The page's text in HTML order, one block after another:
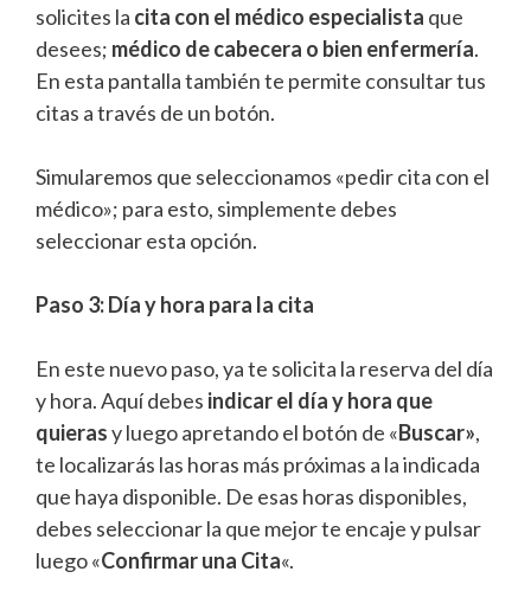
solicites la cita con el médico especialista que
desees; médico de cabecera o bien enfermería.
En esta pantalla también te permite consultar tus
citas a través de un botón.
Simularemos que seleccionamos «pedir cita con el
médico»; para esto, simplemente debes
seleccionar esta opción.
Paso 3: Día y hora para la cita
En este nuevo paso, ya te solicita la reserva del día
y hora. Aquí debes indicar el día y hora que
quierasy luego apretando el botón de «Buscar»,
te localizarás las horas más próximas a la indicada
que haya disponible. De esas horas disponibles,
debes seleccionar la que mejor te encaje y pulsar
luego «Confirmar una Cita«.